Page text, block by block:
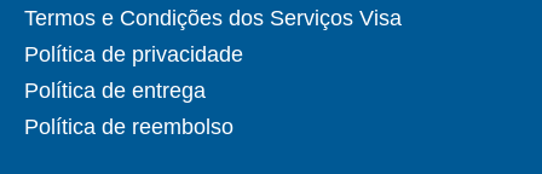
Termos e Condições dos Serviços Visa
Política de privacidade
Política de entrega
Política de reembolso